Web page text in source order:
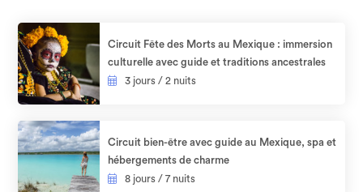
Circuit Fête des Morts au Mexique : immersion
culturelle avec guide et traditions ancestrales
3 jours / 2 nuits
Circuit bien-être avec guide au Mexique, spa et
hébergements de charme
8 jours / 7 nuits